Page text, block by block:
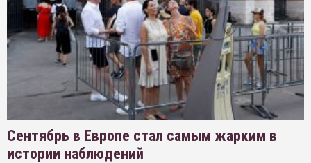
Сентябрь в Европе стал самым жарким в
истории наблюдений